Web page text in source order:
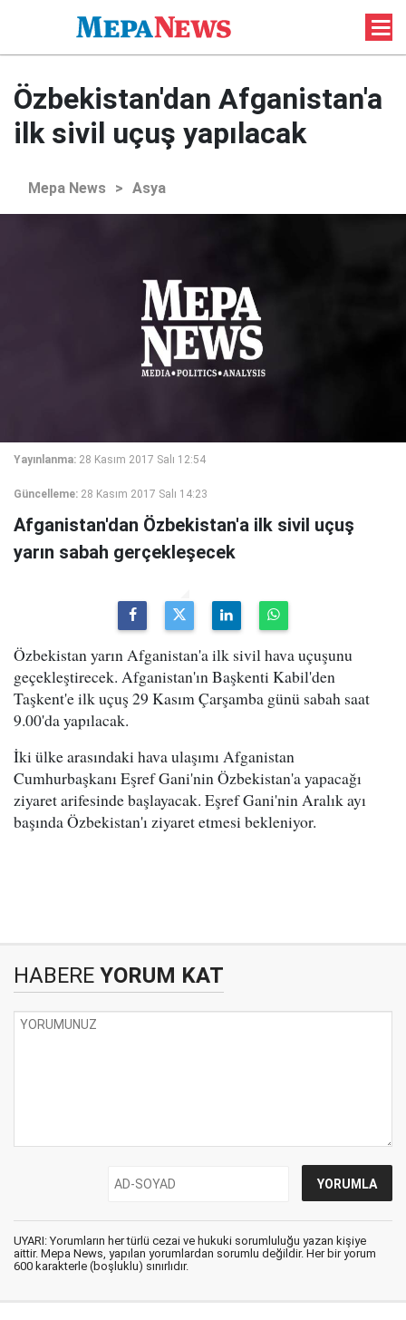
Özbekistan'dan Afganistan'a
ilk sivil uçuş yapılacak
Mepa News > Asya
Yayınlanma: 28 Kasım 2017 Salı 12:54
Güncelleme: 28 Kasım 2017 Salı 14:23
Afganistan'dan Özbekistan'a ilk sivil uçuş
yarın sabah gerçekleşecek
Özbekistan yarın Afganistan'a ilk sivil hava uçuşunu
geçekleştirecek. Afganistan'ın Başkenti Kabil'den
Taşkent'e ilk uçuş 29 Kasım Çarşamba günü sabah saat
9.00'da yapılacak.
İki ülke arasındaki hava ulaşımı Afganistan
Cumhurbaşkanı Eşref Gani'nin Özbekistan'a yapacağı
ziyaret arifesinde başlayacak. Eşref Gani'nin Aralık ayı
başında Özbekistan'ı ziyaret etmesi bekleniyor.
HABERE YORUM KAT
UYARI: Yorumların her türlü cezai ve hukuki sorumluluğu yazan kişiye
aittir. Mepa News, yapılan yorumlardan sorumlu değildir. Her bir yorum
600 karakterle (boşluklu) sınırlıdır.